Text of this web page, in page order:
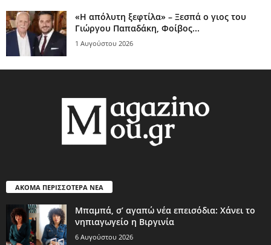
«Η απόλυτη ξεφτίλα» – Ξεσπά ο γιος του
Γιώργου Παπαδάκη, Φοίβος...
1 Αυγούστου 2026
ΑΚΟΜΑ ΠΕΡΙΣΣΟΤΕΡΑ ΝΕΑ
Μπαμπά, σ’ αγαπώ νέα επεισόδια: Χάνει το
νηπιαγωγείο η Βιργινία
6 Αυγούστου 2026